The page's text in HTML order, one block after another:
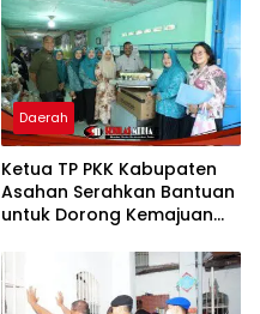
Daerah
Ketua TP PKK Kabupaten
Asahan Serahkan Bantuan
untuk Dorong Kemajuan
Sentang